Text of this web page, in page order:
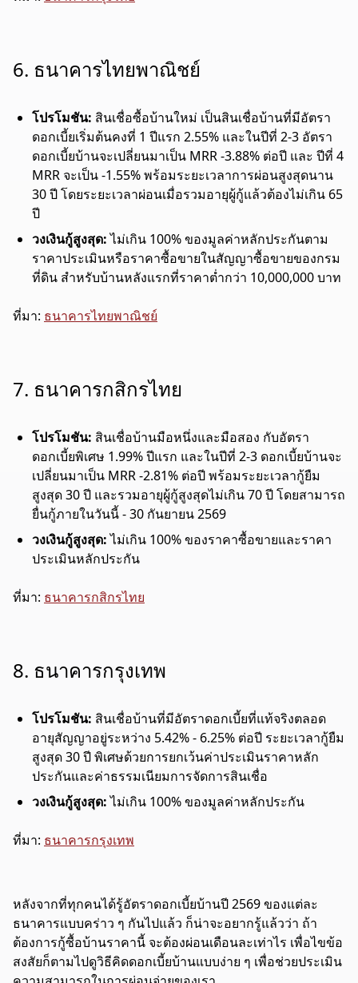
6. ธนาคารไทยพาณิชย์
โปรโมชัน: สินเชื่อซื้อบ้านใหม่ เป็นสินเชื่อบ้านที่มีอัตรา
ดอกเบี้ยเริ่มต้นคงที่ 1 ปีแรก 2.55% และในปีที่ 2-3 อัตรา
ดอกเบี้ยบ้านจะเปลี่ยนมาเป็น MRR -3.88% ต่อปี และ ปีที่ 4
MRR จะเป็น -1.55% พร้อมระยะเวลาการผ่อนสูงสุดนาน
30 ปี โดยระยะเวลาผ่อนเมื่อรวมอายุผู้กู้แล้วต้องไม่เกิน 65
ปี
วงเงินกู้สูงสุด:ไม่เกิน 100% ของมูลค่าหลักประกันตาม
ราคาประเมินหรือราคาซื้อขายในสัญญาซื้อขายของกรม
ที่ดิน สำหรับบ้านหลังแรกที่ราคาต่ำกว่า 10,000,000 บาท
ที่มา: ธนาคารไทยพาณิชย์
7. ธนาคารกสิกรไทย
โปรโมชัน: สินเชื่อบ้านมือหนึ่งและมือสอง กับอัตรา
ดอกเบี้ยพิเศษ 1.99%ปีแรก และในปีที่ 2-3 ดอกเบี้ยบ้านจะ
เปลี่ยนมาเป็น MRR -2.81% ต่อปี พร้อมระยะเวลากู้ยืม
สูงสุด 30 ปี และรวมอายุผู้กู้สูงสุดไม่เกิน 70 ปี โดยสามารถ
ยื่นกู้ภายในวันนี้ - 30 กันยายน 2569
วงเงินกู้สูงสุด:ไม่เกิน 100% ของราคาซื้อขายและราคา
ประเมินหลักประกัน
ที่มา: ธนาคารกสิกรไทย
8. ธนาคารกรุงเทพ
โปรโมชัน: สินเชื่อบ้านที่มีอัตราดอกเบี้ยที่แท้จริงตลอด
อายุสัญญาอยู่ระหว่าง 5.42% - 6.25% ต่อปี ระยะเวลากู้ยืม
สูงสุด 30 ปี พิเศษด้วยการยกเว้นค่าประเมินราคาหลัก
ประกันและค่าธรรมเนียมการจัดการสินเชื่อ
วงเงินกู้สูงสุด:ไม่เกิน 100% ของมูลค่าหลักประกัน
ที่มา: ธนาคารกรุงเทพ
หลังจากที่ทุกคนได้รู้อัตราดอกเบี้ยบ้านปี 2569 ของแต่ละ
ธนาคารแบบคร่าว ๆ กันไปแล้ว ก็น่าจะอยากรู้แล้วว่า ถ้า
ต้องการกู้ซื้อบ้านราคานี้ จะต้องผ่อนเดือนละเท่าไร เพื่อไขข้อ
สงสัยก็ตามไปดูวิธีคิดดอกเบี้ยบ้านแบบง่าย ๆ เพื่อช่วยประเมิน